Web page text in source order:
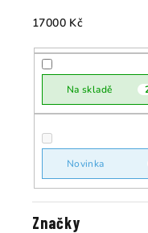
17000 Kč
Na skladě
Novinka
Značky